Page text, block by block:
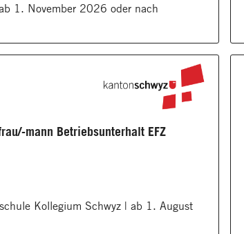
1. November 2026 oder nach
mann Betriebsunterhalt EFZ
Kollegium Schwyz | ab 1. August